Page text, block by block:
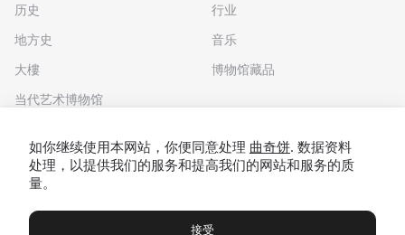
历史
地方史
大樓
当代艺术博物馆
行业
音乐
博物馆藏品
如你继续使用本网站，你便同意处理 曲奇饼. 数据资料
处理，以提供我们的服务和提高我们的网站和服务的质
量。
接受